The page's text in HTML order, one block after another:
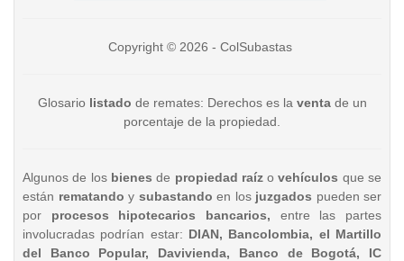
Copyright © 2026 - ColSubastas
Glosario listado de remates: Derechos es la ventade un
porcentaje de la propiedad.
Algunos de los bienesde propiedad raízo vehículos que se
están rematando y subastando en los juzgados pueden ser
por procesos hipotecarios bancarios, entre las partes
involucradas podrían estar: DIAN, Bancolombia, el Martillo
del Banco Popular, Davivienda, Banco de Bogotá, IC